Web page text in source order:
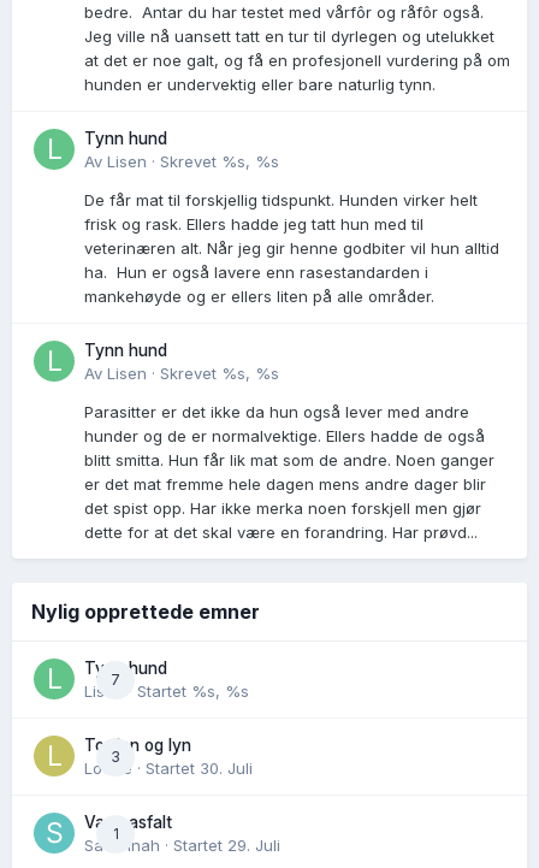
bedre. Antar du har testet med vårfôr og råfôr også.
Jeg ville nå uansett tatt en tur til dyrlegen og utelukket
at det er noe galt, og få en profesjonell vurdering på om
hunden er undervektig eller bare naturlig tynn.
Tynn hund
Av Lisen · Skrevet %s, %s
De får mat til forskjellig tidspunkt. Hunden virker helt
frisk og rask. Ellers hadde jeg tatt hun med til
veterinæren alt. Når jeg gir henne godbiter vil hun alltid
ha. Hun er også lavere enn rasestandarden i
mankehøyde og er ellers liten på alle områder.
Tynn hund
Av Lisen · Skrevet %s, %s
Parasitter er det ikke da hun også lever med andre
hunder og de er normalvektige. Ellers hadde de også
blitt smitta. Hun får lik mat som de andre. Noen ganger
er det mat fremme hele dagen mens andre dager blir
det spist opp. Har ikke merka noen forskjell men gjør
dette for at det skal være en forandring. Har prøvd...
Nylig opprettede emner
7
Tynn hund
Lisen
· Startet %s, %s
3
Torden og lyn
Lovise · Startet 30. Juli
1
Varm asfalt
Savannah · Startet 29. Juli